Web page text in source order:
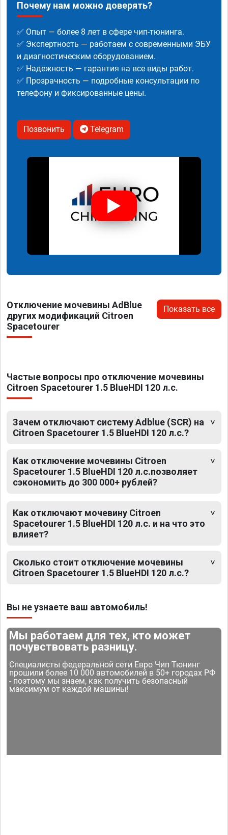
Почему нам можно доверять?
✅ Опыт — более 8 лет в сфере чип-тюнинга.
✅ Экспертность — работаем с современными ЭБУ
и диагностическим оборудованием.
✅ Надежность — гарантия на все виды работ.
✅ Прозрачность — подробные консультации по
телефону и фиксированные цены.
Позвонить Telegram
Отключение мочевины AdBlue
других модификаций Citroen
Spacetourer
Показать все
Частые вопросы про отключение мочевины
Citroen Spacetourer 1.5 BlueHDI 120 л.с.
Зачем отключают систему Adblue (SCR) на
Citroen Spacetourer 1.5 BlueHDI 120 л.с.?
Как отключение мочевины Citroen
Spacetourer 1.5 BlueHDI 120 л.с.позволяет
сэкономить до 300 000+ рублей?
Как отключают мочевину Citroen
Spacetourer 1.5 BlueHDI 120 л.с. и на что это
влияет?
Сколько стоит отключение мочевины
Citroen Spacetourer 1.5 BlueHDI 120 л.с.?
Вы не узнаете ваш автомобиль!
Мы работаем для тех, кто может
почувствовать разницу.
Специалисты федеральной сети Евро Чип Тюнинг
прошили более 10 000 автомобилей в 50+ городах РФ
- поэтому мы знаем, как получить безопасный
максимум от каждой машины!